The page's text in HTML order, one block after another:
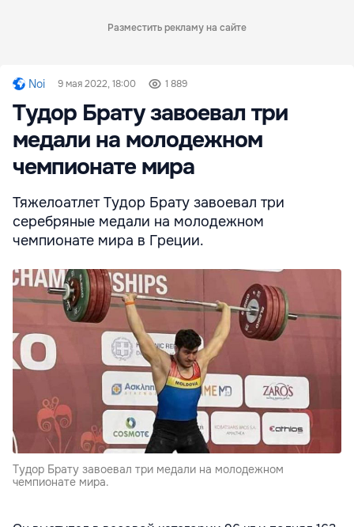
Разместить рекламу на сайте
Noi 9 мая 2022, 18:00 1 889
Тудор Брату завоевал три
медали на молодежном
чемпионате мира
Тяжелоатлет Тудор Брату завоевал три
серебряные медали на молодежном
чемпионате мира в Греции.
Тудор Брату завоевал три медали на молодежном
чемпионате мира.